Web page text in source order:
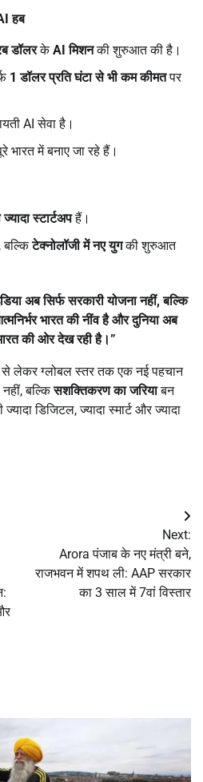
हब
डॉलरकेAIमिशनकी शुरुआत की है।
1डॉलर प्रति घंटा से भी कम कीमतपर
AI सेवा है।
भारत में बनाए जा रहे हैं।
स्टार्टअपहैं।
बल्किटेक्नोलॉजी में नए युगकी शुरुआत
अब सिर्फ सरकारी योजना नहीं,बल्कि
भारत की नींव है और दुनिया अब
की ओर देख रही है।”
से लेकर ग्लोबल स्तर तक एक नई पहचान
बल्किसशक्तिकरण का जरियाबन
डिजिटल, ज्यादा स्मार्ट और ज्यादा
Next:
Arora पंजाब के नए मंत्री बने,
राजभवन में शपथ ली: AAP सरकार
का 3 साल में 7वां विस्तार